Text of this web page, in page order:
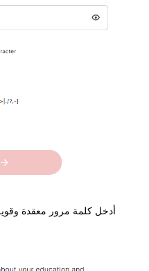
كلمة مرور معقدة وقوية لحسابك